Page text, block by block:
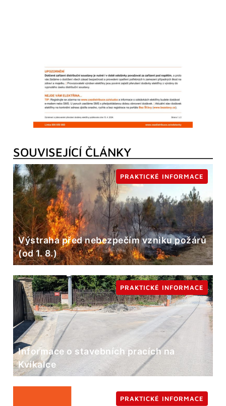
SOUVISEJÍCÍ ČLÁNKY
Výstraha před nebezpečím vzniku požárů
(od 1. 8.)
PRAKTICKÉ INFORMACE
Informace o stavebních pracích na
Kvíkalce
PRAKTICKÉ INFORMACE
PRAKTICKÉ INFORMACE